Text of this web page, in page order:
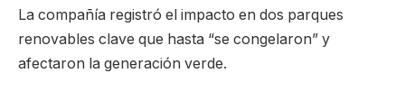
La compañía registró el impacto en dos parques
renovables clave que hasta “se congelaron” y
afectaron la generación verde.